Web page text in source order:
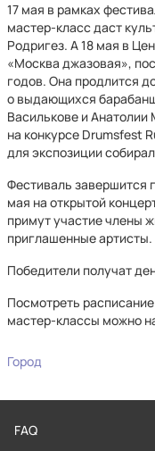
17 мая в рамках
мастер-класс даст
Родригез. А 18 мая в
«Москва джазовая»,
годов. Она продлится
о выдающихся
Василькове и
на конкурсе Drumsfest
для экспозиции
Фестиваль завершится
мая на открытой
примут участие члены
приглашенные артисты.
Победители получат
Посмотреть
мастер-классы можно
Город
FAQ